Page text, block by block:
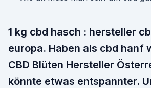
1 kg cbd hasch : hersteller
europa. Haben als cbd hanf
CBD Blüten Hersteller
könnte etwas entspannter.